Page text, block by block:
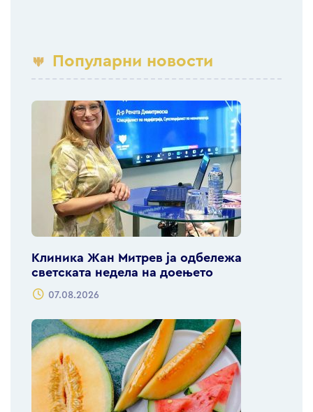
Популарни новости
Клиника Жан Митрев ја одбележа
светската недела на доењето
07.08.2026